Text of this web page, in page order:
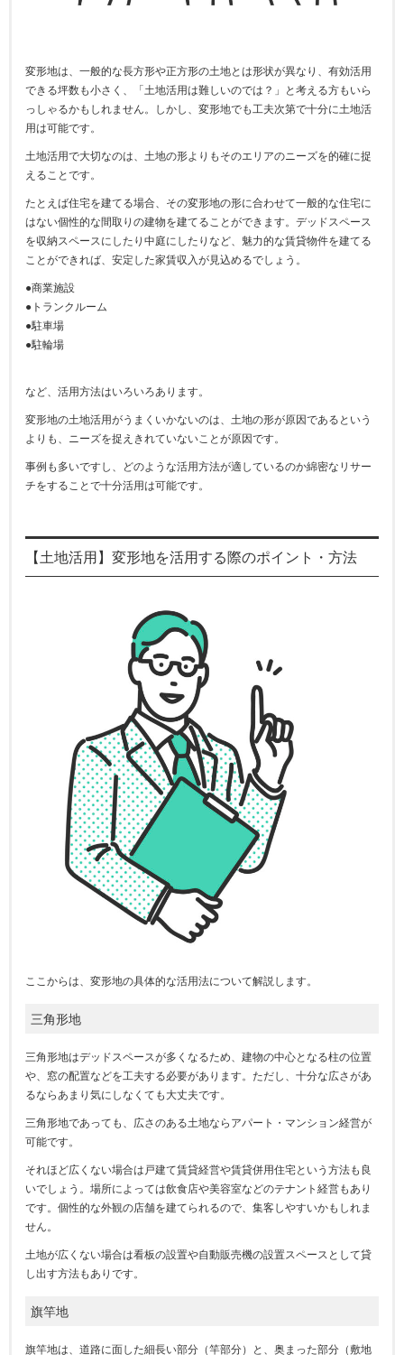
変形地は、一般的な長方形や正方形の土地とは形状が異なり、有効活用
できる坪数も小さく、「土地活用は難しいのでは？」と考える方もいら
っしゃるかもしれません。しかし、変形地でも工夫次第で十分に土地活
用は可能です。
土地活用で大切なのは、土地の形よりもそのエリアのニーズを的確に捉
えることです。
たとえば住宅を建てる場合、その変形地の形に合わせて一般的な住宅に
はない個性的な間取りの建物を建てることができます。デッドスペース
を収納スペースにしたり中庭にしたりなど、魅力的な賃貸物件を建てる
ことができれば、安定した家賃収入が見込めるでしょう。
●商業施設
●トランクルーム
●駐車場
●駐輪場
など、活用方法はいろいろあります。
変形地の土地活用がうまくいかないのは、土地の形が原因であるという
よりも、ニーズを捉えきれていないことが原因です。
事例も多いですし、どのような活用方法が適しているのか綿密なリサー
チをすることで十分活用は可能です。
【土地活用】変形地を活用する際のポイント・方法
ここからは、変形地の具体的な活用法について解説します。
三角形地
三角形地はデッドスペースが多くなるため、建物の中心となる柱の位置
や、窓の配置などを工夫する必要があります。ただし、十分な広さがあ
るならあまり気にしなくても大丈夫です。
三角形地であっても、広さのある土地ならアパート・マンション経営が
可能です。
それほど広くない場合は戸建て賃貸経営や賃貸併用住宅という方法も良
いでしょう。場所によっては飲食店や美容室などのテナント経営もあり
です。個性的な外観の店舗を建てられるので、集客しやすいかもしれま
せん。
土地が広くない場合は看板の設置や自動販売機の設置スペースとして貸
し出す方法もありです。
旗竿地
旗竿地は、道路に面した細長い部分（竿部分）と、奥まった部分（敷地